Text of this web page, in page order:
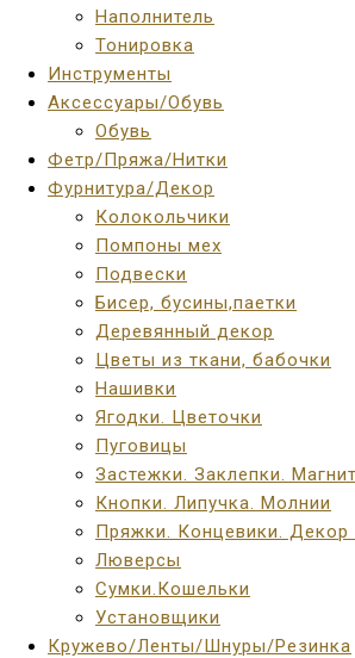
Наполнитель
Тонировка
Инструменты
Аксессуары/Обувь
Обувь
Фетр/Пряжа/Нитки
Фурнитура/Декор
Колокольчики
Помпоны мех
Подвески
Бисер, бусины,паетки
Деревянный декор
Цветы из ткани, бабочки
Нашивки
Ягодки. Цветочки
Пуговицы
Застежки. Заклепки. Магнит
Кнопки. Липучка. Молнии
Пряжки. Концевики. Декор
Люверсы
Сумки.Кошельки
Установщики
Кружево/Ленты/Шнуры/Резинка